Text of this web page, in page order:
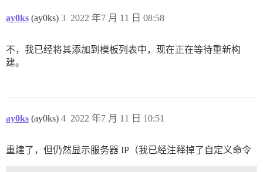
ay0ks (ay0ks) 2022 年7 月 11 日 08:58
3
不，我已经将其添加到模板列表中，现在正在等待重新构
建。
ay0ks (ay0ks) 2022 年7 月 11 日 10:51
4
重建了，但仍然显示服务器 IP（我已经注释掉了自定义命令